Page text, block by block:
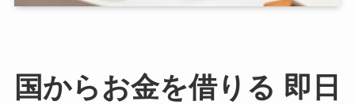
国からお金を借りる 即日